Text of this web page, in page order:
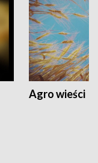
Agro wieści